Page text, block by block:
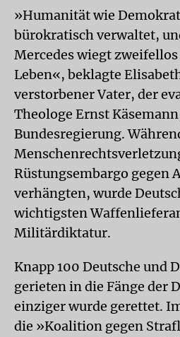
»Humanität wie
bürokratisch verwaltet,
Mercedes wiegt
Leben«, beklagte
verstorbener Vater, der
Theologe Ernst
Bundesregierung.
Rüstungsembargo gegen
verhängten, wurde
wichtigsten
Militärdiktatur.
Knapp 100 Deutsche und
gerieten in die Fänge der
einziger wurde gerettet.
die »Koalition gegen